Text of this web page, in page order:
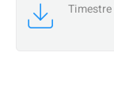
Timestre